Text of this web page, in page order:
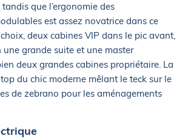
que l’ergonomie des
est assez novatrice dans ce
deux cabines VIP dans le pic avant,
grande suite et une master
deux grandes cabines propriétaire. La
du chic moderne mêlant le teck sur le
de zebrano pour les aménagements